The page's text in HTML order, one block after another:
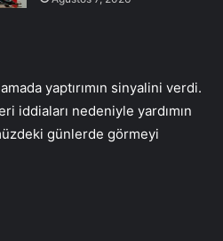
yaptırımın sinyalini verdi.
iddiaları nedeniyle yardımın
günlerde görmeyi